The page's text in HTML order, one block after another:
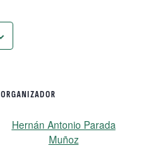
ORGANIZADOR
Hernán Antonio Parada
Muñoz